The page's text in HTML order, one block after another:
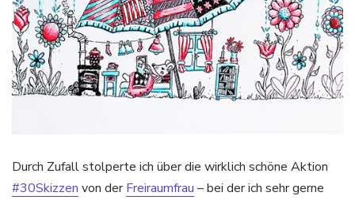
Durch Zufall stolperte ich über die wirklich schöne Aktion
#30Skizzen von derFreiraumfrau – bei der ich sehr gerne